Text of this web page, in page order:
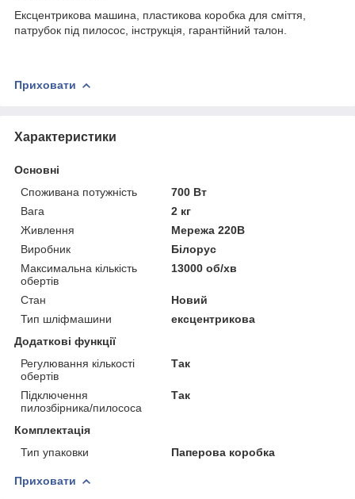
Ексцентрикова машина, пластикова коробка для сміття,
патрубок під пилосос, інструкція, гарантійний талон.
Приховати
Характеристики
Основні
Споживана потужність
700 Вт
Вага
2 кг
Живлення
Мережа 220В
Виробник
Білорус
Максимальна кількість
обертів
13000 об/хв
Стан
Новий
Тип шліфмашини
ексцентрикова
Додаткові функції
Регулювання кількості
обертів
Так
Підключення
пилозбірника/пилососа
Так
Комплектація
Тип упаковки
Паперова коробка
Приховати